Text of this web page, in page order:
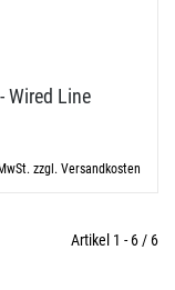
Wired Line
zzgl. Versandkosten
Artikel 1 - 6 / 6